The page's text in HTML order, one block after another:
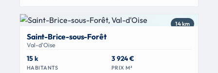
14 km
Saint-Brice-sous-Forêt
Val-d'Oise
15 k
HABITANTS
3 924 €
PRIX M²